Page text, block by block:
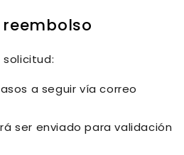
reembolso
solicitud:
a seguir vía correo
ser enviado para validación